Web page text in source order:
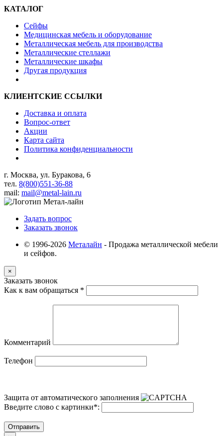
КАТАЛОГ
Сейфы
Медицинская мебель и оборудование
Металлическая мебель для производства
Металлические стеллажи
Металлические шкафы
Другая продукция
КЛИЕНТСКИЕ ССЫЛКИ
Доставка и оплата
Вопрос-ответ
Акции
Карта сайта
Политика конфиденциальности
г. Москва, ул. Буракова, 6
тел. 8(800)551-36-88
mail: mail@metal-lain.ru
Задать вопрос
Заказать звонок
© 1996-2026 Металайн - Продажа металлической мебели
и сейфов.
×
Заказать звонок
Как к вам обращаться *
Комментарий
Телефон
Защита от автоматического заполнения
Введите слово с картинки*:
Отправить